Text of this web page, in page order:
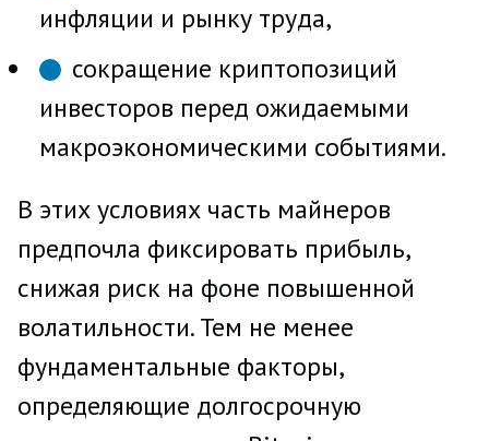
инфляции и рынку труда,
сокращение криптопозиций
инвесторов перед ожидаемыми
макроэкономическими событиями.
В этих условиях часть майнеров
предпочла фиксировать прибыль,
снижая риск на фоне повышенной
волатильности. Тем не менее
фундаментальные факторы,
определяющие долгосрочную